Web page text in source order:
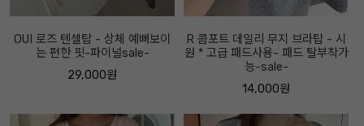
OUI 로즈 텐셀탑 - 상체 예뻐보이
는 편한 핏-파이널sale-
29,000원
R 콤포트 데일리 무지 브라탑 - 시
원 * 고급 패드사용- 패드 탈부착가
능-sale-
14,000원